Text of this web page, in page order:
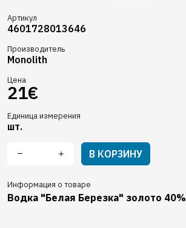
Артикул
4601728013646
Производитель
Monolith
Цена
21€
Единица измерения
шт.
В КОРЗИНУ
Информация о товаре
Водка "Белая Березка" золото 40%